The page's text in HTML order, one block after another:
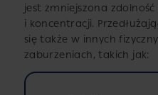
jest zmniejszona
i koncentracji.
się także w innych
zaburzeniach, takich jak: